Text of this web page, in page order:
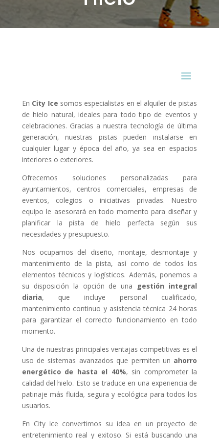
En City Ice somos especialistas en el alquiler de pistas
de hielo natural, ideales para todo tipo de eventos y
celebraciones. Gracias a nuestra tecnología de última
generación, nuestras pistas pueden instalarse en
cualquier lugar y época del año, ya sea en espacios
interiores o exteriores.
Ofrecemos soluciones personalizadas para
ayuntamientos, centros comerciales, empresas de
eventos, colegios o iniciativas privadas. Nuestro
equipo le asesorará en todo momento para diseñar y
planificar la pista de hielo perfecta según sus
necesidades y presupuesto.
Nos ocupamos del diseño, montaje, desmontaje y
mantenimiento de la pista, así como de todos los
elementos técnicos y logísticos. Además, ponemos a
su disposición la opción de una gestión integral
diaria, que incluye personal cualificado,
mantenimiento continuo y asistencia técnica 24 horas
para garantizar el correcto funcionamiento en todo
momento.
Una de nuestras principales ventajas competitivas es el
uso de sistemas avanzados que permiten un ahorro
energético de hasta el 40%, sin comprometer la
calidad del hielo. Esto se traduce en una experiencia de
patinaje más fluida, segura y ecológica para todos los
usuarios.
En City Ice convertimos su idea en un proyecto de
entretenimiento real y exitoso. Si está buscando una